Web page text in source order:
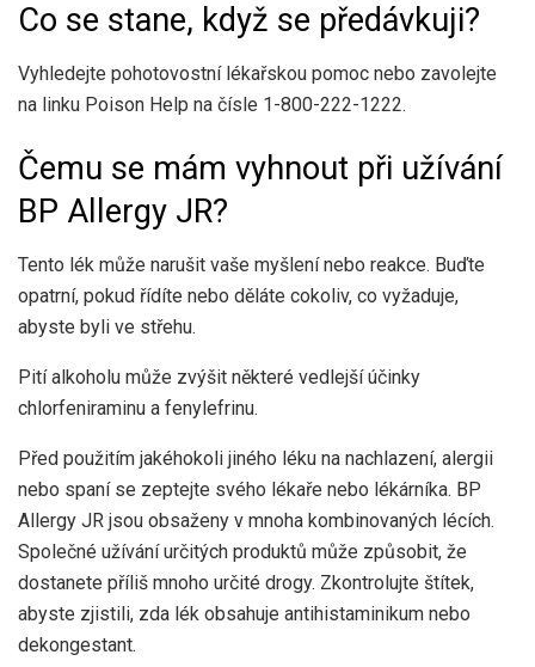
Co se stane, když se předávkuji?
Vyhledejte pohotovostní lékařskou pomoc nebo zavolejte
na linku Poison Help na čísle 1-800-222-1222.
Čemu se mám vyhnout při užívání
BP Allergy JR?
Tento lék může narušit vaše myšlení nebo reakce. Buďte
opatrní, pokud řídíte nebo děláte cokoliv, co vyžaduje,
abyste byli ve střehu.
Pití alkoholu může zvýšit některé vedlejší účinky
chlorfeniraminu a fenylefrinu.
Před použitím jakéhokoli jiného léku na nachlazení, alergii
nebo spaní se zeptejte svého lékaře nebo lékárníka. BP
Allergy JR jsou obsaženy v mnoha kombinovaných lécích.
Společné užívání určitých produktů může způsobit, že
dostanete příliš mnoho určité drogy. Zkontrolujte štítek,
abyste zjistili, zda lék obsahuje antihistaminikum nebo
dekongestant.